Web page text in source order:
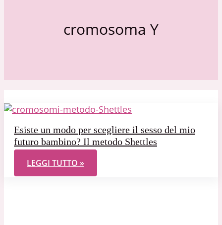
cromosoma Y
Esiste un modo per scegliere il sesso del mio
futuro bambino? Il metodo Shettles
ESISTE UN MODO PER SCEGLIERE IL SESSO DEL
LEGGI TUTTO »